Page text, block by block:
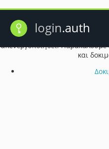
login.auth
Ενδέχεται τα cookie του
απενεργοποιηθεί. Παρακαλούμε
και